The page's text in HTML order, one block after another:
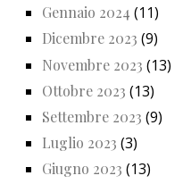
Gennaio 2024 (11)
Dicembre 2023 (9)
Novembre 2023 (13)
Ottobre 2023 (13)
Settembre 2023 (9)
Luglio 2023 (3)
Giugno 2023 (13)